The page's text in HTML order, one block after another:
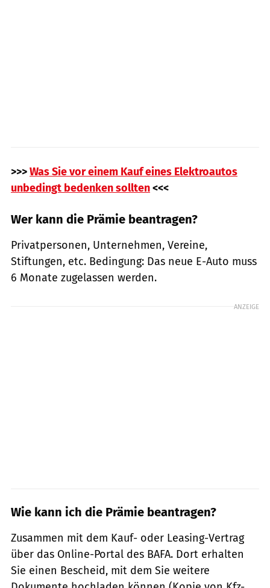
>>>Was Sie vor einem Kauf eines Elektroautos
unbedingt bedenken sollten<<<
Wer kann die Prämie beantragen?
Privatpersonen, Unternehmen, Vereine,
Stiftungen, etc. Bedingung: Das neue E-Auto muss
6 Monate zugelassen werden.
ANZEIGE
Wie kann ich die Prämie beantragen?
Zusammen mit dem Kauf- oder Leasing-Vertrag
über das Online-Portal des BAFA. Dort erhalten
Sie einen Bescheid, mit dem Sie weitere